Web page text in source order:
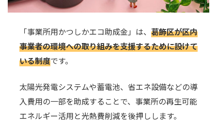
「事業所用かつしかエコ助成金」は、 葛飾区が区内
事業者の環境への取り組みを支援するために設けて
いる制度です。
太陽光発電システムや蓄電池、省エネ設備などの導
入費用の一部を助成することで、事業所の再生可能
エネルギー活用と光熱費削減を後押しします。